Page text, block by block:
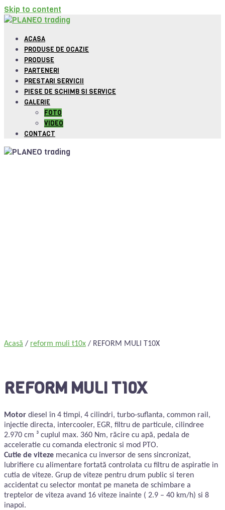
Skip to content
ACASA
PRODUSE DE OCAZIE
PRODUSE
PARTENERI
PRESTARI SERVICII
PIESE DE SCHIMB SI SERVICE
GALERIE
FOTO
VIDEO
CONTACT
Acasă / reform muli t10x / REFORM MULI T10X
REFORM MULI T10X
Motor diesel în 4 timpi, 4 cilindri, turbo-suflanta, common rail,
injectie directa, intercooler, EGR, filtru de particule, cilindree
2.970 cm ³ cuplul max. 360 Nm, răcire cu apă, pedala de
acceleratie cu comanda electronic si mod PTO.
Cutie de viteze mecanica cu inversor de sens sincronizat,
lubrifiere cu alimentare fortată controlata cu filtru de aspiratie in
cutia de viteze. Grup de viteze pentru drum public si teren
accidentat cu selector montat pe maneta de schimbare a
treptelor de viteza avand 16 viteze inainte ( 2.9 – 40 km/h) si 8
inapoi.